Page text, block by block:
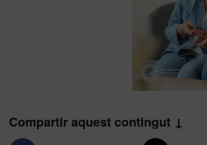
Compartir aquest contingut ↓